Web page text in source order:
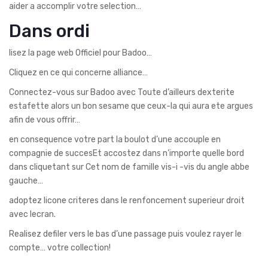
aider a accomplir votre selection…
Dans ordi
lisez la page web Officiel pour Badoo…
Cliquez en ce qui concerne alliance…
Connectez-vous sur Badoo avec Toute d’ailleurs dexterite
estafette alors un bon sesame que ceux-la qui aura ete argues
afin de vous offrir…
en consequence votre part la boulot d’une accouple en
compagnie de succesEt accostez dans n’importe quelle bord
dans cliquetant sur Cet nom de famille vis-i -vis du angle abbe
gauche…
adoptez licone criteres dans le renfoncement superieur droit
avec lecran.
Realisez defiler vers le bas d’une passage puis voulez rayer le
compte… votre collection!